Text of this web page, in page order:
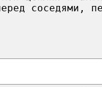
соседями,